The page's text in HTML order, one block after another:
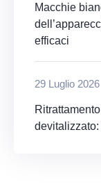
Macchie
efficaci
29 Luglio 2026